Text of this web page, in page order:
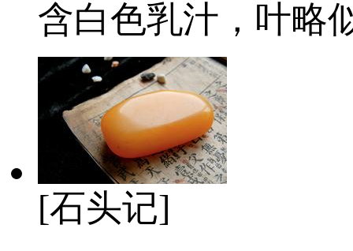
含白色乳汁，叶
[石头记]